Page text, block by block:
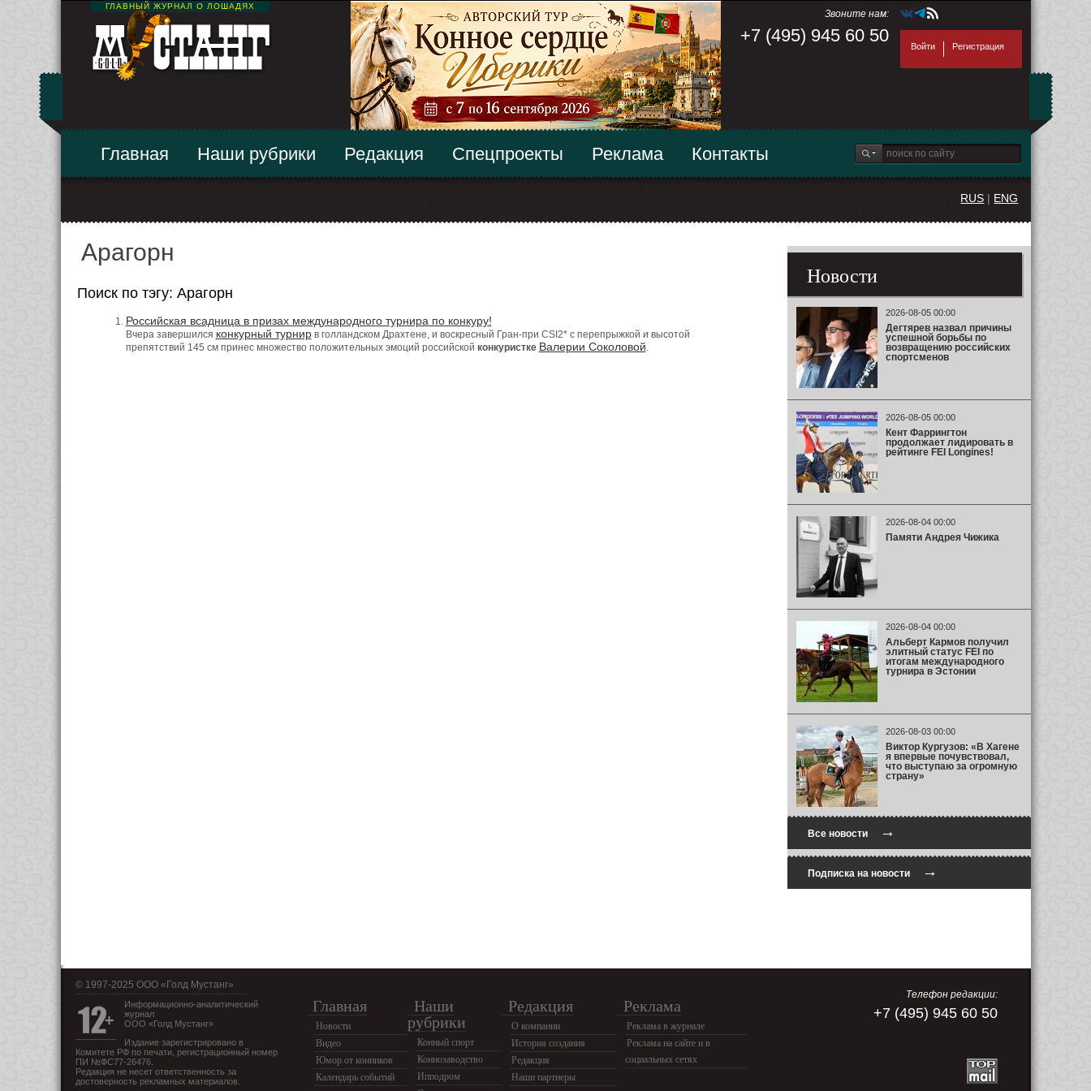
ГЛАВНЫЙ ЖУРНАЛ О ЛОШАДЯХ
Звоните нам:
+7 (495) 945 60 50
Войти Регистрация
Главная Наши рубрики Редакция Спецпроекты Реклама Контакты
RUS | ENG
Арагорн
Поиск по тэгу: Арагорн
Российская всадница в призах международного турнира по конкуру!
Вчера завершился конкурный турнирв голландском Драхтене, и воскресный Гран-при CSI2* с перепрыжкой и высотой
препятствий 145 см принес множество положительных эмоций российской конкуристке Валерии Соколовой.
Новости
2026-08-05 00:00
Дегтярев назвал причины
успешной борьбы по
возвращению российских
спортсменов
2026-08-05 00:00
Кент Фаррингтон
продолжает лидировать в
рейтинге FEI Longines!
2026-08-04 00:00
Памяти Андрея Чижика
2026-08-04 00:00
Альберт Кармов получил
элитный статус FEI по
итогам международного
турнира в Эстонии
2026-08-03 00:00
Виктор Кургузов: «В Хагене
я впервые почувствовал,
что выступаю за огромную
страну»
Все новости→
Подписка на новости→
© 1997-2025 OOO «Голд Мустанг»
Информационно-аналитический
журнал
ООО «Голд Мустанг»
Издание зарегистрировано в
Комитете РФ по печати, регистрационный номер
ПИ №ФС77-26476.
Редакция не несет ответственность за
достоверность рекламных материалов.
Главная
Новости
Видео
Юмор от конников
Календарь событий
Наши
рубрики
Конный спорт
Коннозаводство
Ипподром
Редакция
О компании
История создания
Редакция
Наши партнеры
Реклама
Реклама в журнале
Реклама на сайте и в
социальных сетях
Телефон редакции:
+7 (495) 945 60 50